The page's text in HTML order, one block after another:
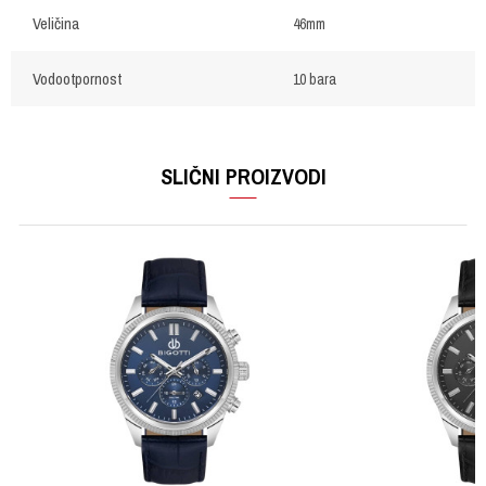
Veličina 46mm
Vodootpornost 10 bara
SLIČNI PROIZVODI